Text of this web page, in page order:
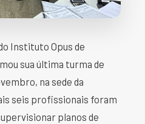
Instituto Opus de
sua última turma de
na sede da
seis profissionais foram
planos de